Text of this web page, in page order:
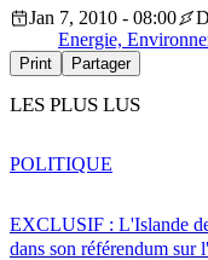
Jan 7, 2010 - 08:00
Energie,
Print Partager
LES PLUS LUS
EXCLUSIF : L'Islande
dans son référendum sur
POLITIQUE